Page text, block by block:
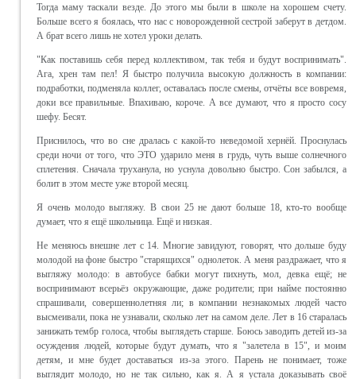
Тогда маму таскали везде. До этого мы были в школе на хорошем счету.
Больше всего я боялась, что нас с новорожденной сестрой заберут в детдом.
А брат всего лишь не хотел уроки делать.
"Как поставишь себя перед коллективом, так тебя и будут воспринимать".
Ага, хрен там пел! Я быстро получила высокую должность в компании:
подработки, подменяла коллег, оставалась после смены, отчёты все вовремя,
доки все правильные. Впахиваю, короче. А все думают, что я просто сосу
шефу. Бесят.
Приснилось, что во сне дралась с какой-то неведомой хернёй. Проснулась
среди ночи от того, что ЭТО ударило меня в грудь, чуть выше солнечного
сплетения. Сначала труханула, но уснула довольно быстро. Сон забылся, а
болит в этом месте уже второй месяц.
Я очень молодо выгляжу. В свои 25 не дают больше 18, кто-то вообще
думает, что я ещё школьница. Ещё и низкая.
Не меняюсь внешне лет с 14. Многие завидуют, говорят, что дольше буду
молодой на фоне быстро "старящихся" однолеток. А меня раздражает, что я
выгляжу молодо: в автобусе бабки могут пихнуть, мол, девка ещё; не
воспринимают всерьёз окружающие, даже родители; при найме постоянно
спрашивали, совершеннолетняя ли; в компании незнакомых людей часто
высмеивали, пока не узнавали, сколько лет на самом деле. Лет в 16 старалась
занижать тембр голоса, чтобы выглядеть старше. Боюсь заводить детей из-за
осуждения людей, которые будут думать, что я "залетела в 15", и моим
детям, и мне будет доставаться из-за этого. Парень не понимает, тоже
выглядит молодо, но не так сильно, как я. А я устала доказывать своё